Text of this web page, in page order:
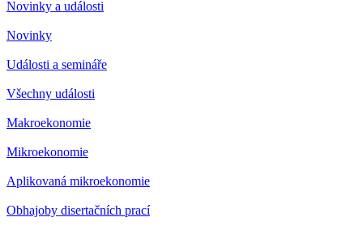
Novinky a události
Novinky
Události a semináře
Všechny události
Makroekonomie
Mikroekonomie
Aplikovaná mikroekonomie
Obhajoby disertačních prací